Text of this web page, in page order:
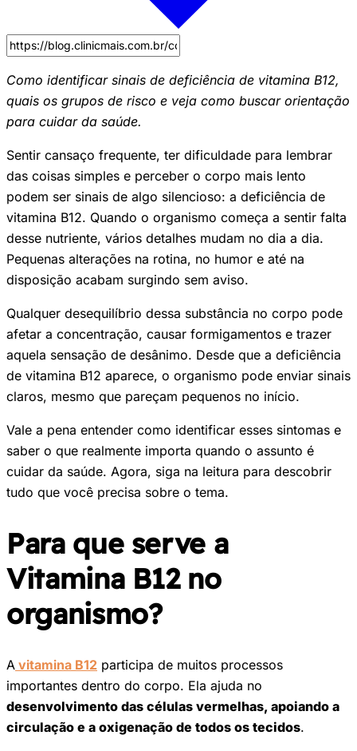
Como identificar sinais de deficiência de vitamina B12,
quais os grupos de risco e veja como buscar orientação
para cuidar da saúde.
Sentir cansaço frequente, ter dificuldade para lembrar
das coisas simples e perceber o corpo mais lento
podem ser sinais de algo silencioso: a deficiência de
vitamina B12. Quando o organismo começa a sentir falta
desse nutriente, vários detalhes mudam no dia a dia.
Pequenas alterações na rotina, no humor e até na
disposição acabam surgindo sem aviso.
Qualquer desequilíbrio dessa substância no corpo pode
afetar a concentração, causar formigamentos e trazer
aquela sensação de desânimo. Desde que a deficiência
de vitamina B12 aparece, o organismo pode enviar sinais
claros, mesmo que pareçam pequenos no início.
Vale a pena entender como identificar esses sintomas e
saber o que realmente importa quando o assunto é
cuidar da saúde. Agora, siga na leitura para descobrir
tudo que você precisa sobre o tema.
Para que serve a
Vitamina B12 no
organismo?
A vitamina B12 participa de muitos processos
importantes dentro do corpo. Ela ajuda no
desenvolvimento das células vermelhas, apoiando a
circulação e a oxigenação de todos os tecidos.